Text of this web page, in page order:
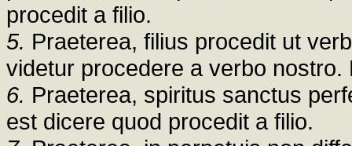
procedit a filio.
5. Praeterea, filius procedit ut
videtur procedere a verbo
6. Praeterea, spiritus sanctus
est dicere quod procedit a filio.